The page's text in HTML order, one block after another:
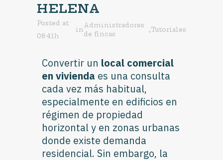
HELENA
Posted at
08:41h
in
Administradores
de fincas
,Tutoriales
Convertir un local comercial
en vivienda es una consulta
cada vez más habitual,
especialmente en edificios en
régimen de propiedad
horizontal y en zonas urbanas
donde existe demanda
residencial. Sin embargo, la